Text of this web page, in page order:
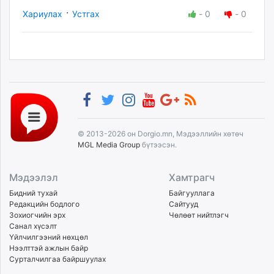
Хариулах · Устгах - 0 - 0
© 2013-2026 он Dorgio.mn, Мэдээллийн хөтөч
MGL Media Group бүтээсэн.
Мэдээлэл
Бидний тухай
Редакцийн бодлого
Зохиогчийн эрх
Санал хүсэлт
Үйлчилгээний нөхцөл
Нээлттэй ажлын байр
Сурталчилгаа байршуулах
Хамтрагч
Байгууллага
Сайтууд
Чөлөөт нийтлэгч